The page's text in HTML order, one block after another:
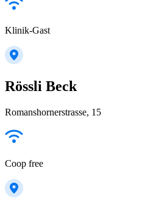
Klinik-Gast
Rössli Beck
Romanshornerstrasse, 15
Coop free